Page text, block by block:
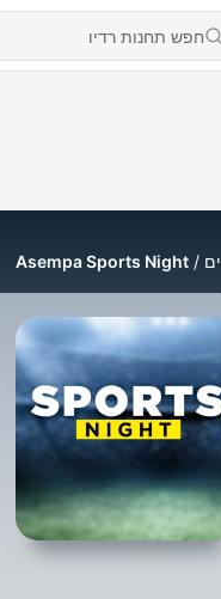
Asempa Sports Night